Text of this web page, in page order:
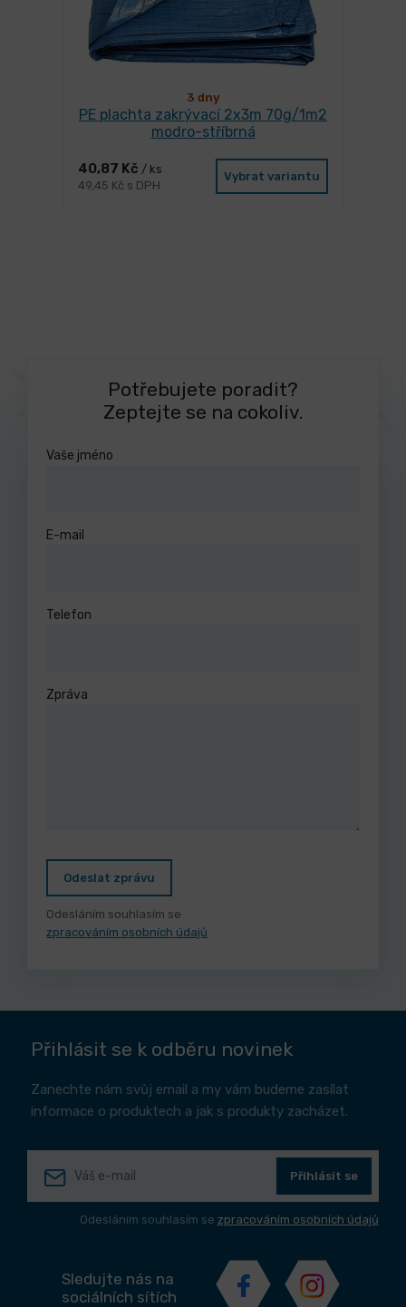
3 dny
PE plachta zakrývací 2x3m 70g/1m2
modro-stříbrná
40,87 Kč / ks
49,45 Kč s DPH
Vybrat variantu
Potřebujete poradit?
Zeptejte se na cokoliv.
Vaše jméno
E-mail
Telefon
Zpráva
Odeslat zprávu
Odesláním souhlasím se
zpracováním osobních údajů
Přihlásit se k odběru novinek
Zanechte nám svůj email a my vám budeme zasílat
informace o produktech a jak s produkty zacházet.
Přihlásit se
Odesláním souhlasím se zpracováním osobních údajů
Sledujte nás na
sociálních sítích